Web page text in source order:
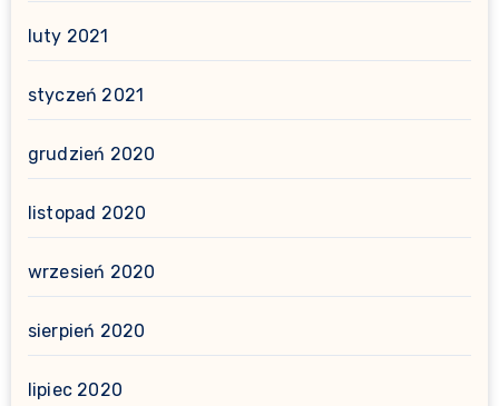
luty 2021
styczeń 2021
grudzień 2020
listopad 2020
wrzesień 2020
sierpień 2020
lipiec 2020